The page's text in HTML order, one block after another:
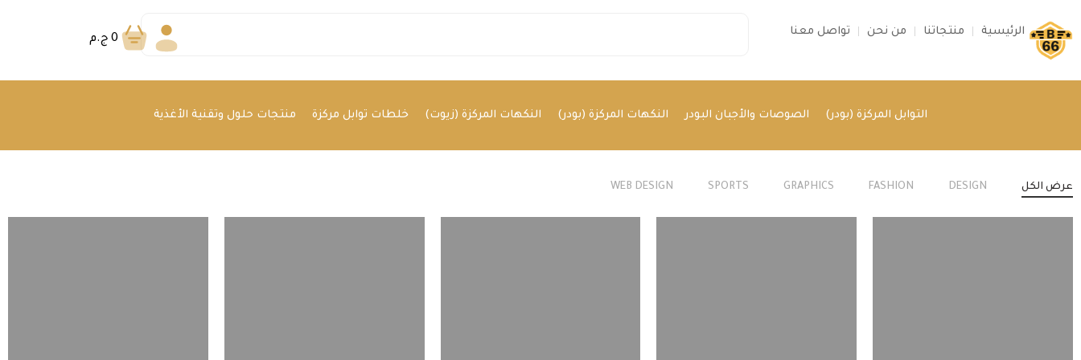
الرئيسية منتجاتنا من نحن تواصل معنا
0 ج.م
التوابل المركزة (بودر) الصوصات والأجبان البودر النكهات المركزة (بودر) النكهات المركزة (زيوت) خلطات توابل مركزة منتجات حلول وتقنية الأغذية
عرض الكل DESIGN
FASHION
GRAPHICS
SPORTS
WEB DESIGN